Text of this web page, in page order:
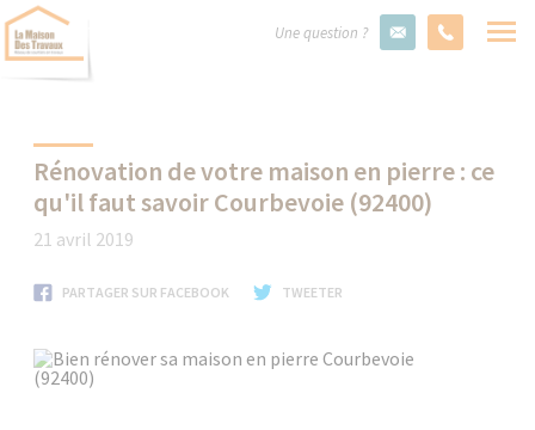
Une question ?
Rénovation de votre maison en pierre : ce
qu'il faut savoir Courbevoie (92400)
21 avril 2019
PARTAGER SUR FACEBOOK TWEETER